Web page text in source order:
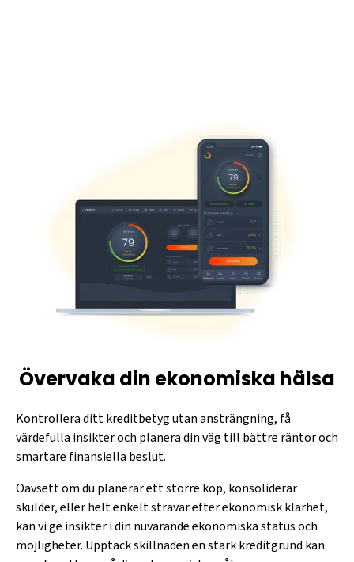
Övervaka din ekonomiska hälsa
Kontrollera ditt kreditbetyg utan ansträngning, få
värdefulla insikter och planera din väg till bättre räntor och
smartare finansiella beslut.
Oavsett om du planerar ett större köp, konsoliderar
skulder, eller helt enkelt strävar efter ekonomisk klarhet,
kan vi ge insikter i din nuvarande ekonomiska status och
möjligheter. Upptäck skillnaden en stark kreditgrund kan